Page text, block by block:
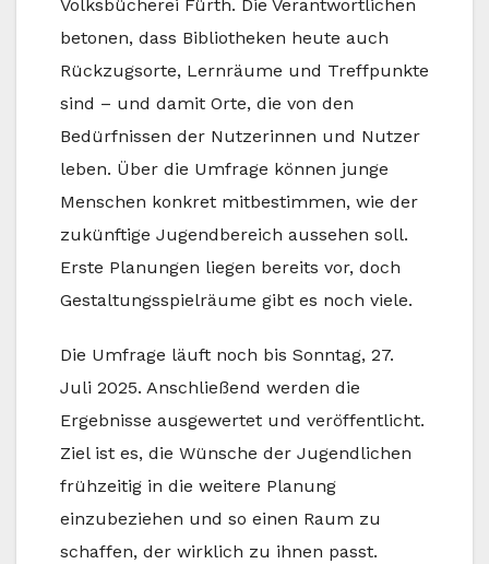
Volksbücherei Fürth. Die Verantwortlichen
betonen, dass Bibliotheken heute auch
Rückzugsorte, Lernräume und Treffpunkte
sind – und damit Orte, die von den
Bedürfnissen der Nutzerinnen und Nutzer
leben. Über die Umfrage können junge
Menschen konkret mitbestimmen, wie der
zukünftige Jugendbereich aussehen soll.
Erste Planungen liegen bereits vor, doch
Gestaltungsspielräume gibt es noch viele.
Die Umfrage läuft noch bis Sonntag, 27.
Juli 2025. Anschließend werden die
Ergebnisse ausgewertet und veröffentlicht.
Ziel ist es, die Wünsche der Jugendlichen
frühzeitig in die weitere Planung
einzubeziehen und so einen Raum zu
schaffen, der wirklich zu ihnen passt.